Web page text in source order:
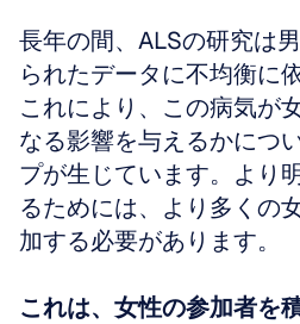
長年の間、ALSの研究は
られたデータに不均衡に
これにより、この病気が
なる影響を与えるかにつ
プが生じています。より
るためには、より多くの
加する必要があります。
これは、女性の参加者を